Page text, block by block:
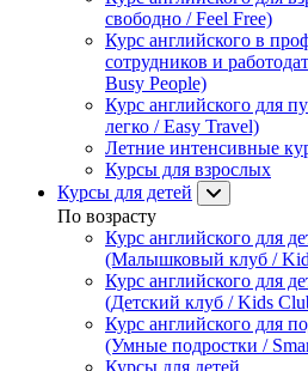
свободно / Feel Free)
Курс английского в
сотрудников и
Busy People)
Курс английского для
легко / Easy Travel)
Летние интенсивные
Курсы для взрослых
Курсы для детей
По возрасту
Курс английского для
(Малышковый клуб /
Курс английского для
(Детский клуб / Kids
Курс английского для
(Умные подростки /
Курсы для детей